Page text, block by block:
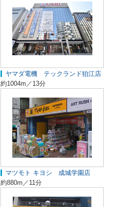
ヤマダ電機 テックランド狛江店
約1004m／13分
マツモト キヨシ 成城学園店
約880m／11分